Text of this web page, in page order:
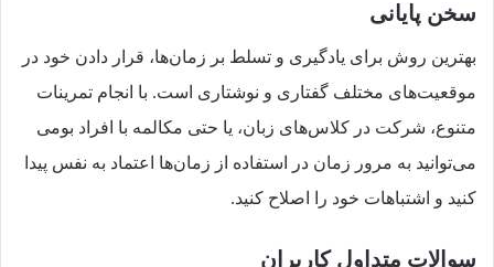
سخن پایانی
بهترین روش برای یادگیری و تسلط بر زمان‌ها، قرار دادن خود در
موقعیت‌های مختلف گفتاری و نوشتاری است. با انجام تمرینات
متنوع، شرکت در کلاس‌های زبان، یا حتی مکالمه با افراد بومی
می‌توانید به مرور زمان در استفاده از زمان‌ها اعتماد به نفس پیدا
کنید و اشتباهات خود را اصلاح کنید.
سوالات متداول کاربران